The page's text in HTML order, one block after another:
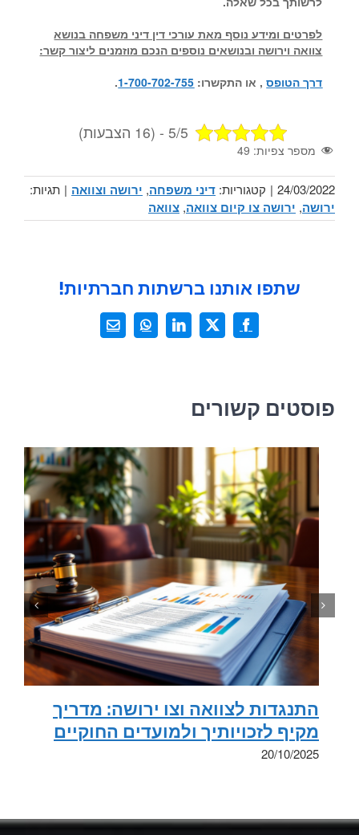
לפרטים ומידע נוסף מאת עורכי דין דיני משפחה בנושא
צוואה וירושה ובנושאים נוספים הנכם מוזמנים ליצור קשר:
דרך הטופס, או התקשרו: 1-700-702-755
.
5/5 - (16 הצבעות)
מספר צפיות: 49
24/03/2022
| קטגוריות: דיני משפחה, ירושה וצוואה | תגיות:
ירושה, ירושה צו קיום צוואה, צוואה
שתפו אותנו ברשתות חברתיות!
Facebook
X
LinkedIn
WhatsApp
כתובת
פוסטים קשורים
התנגדות לצוואה וצו ירושה: מדריך
מקיף לזכויותיך ולמועדים החוקיים
20/10/2025